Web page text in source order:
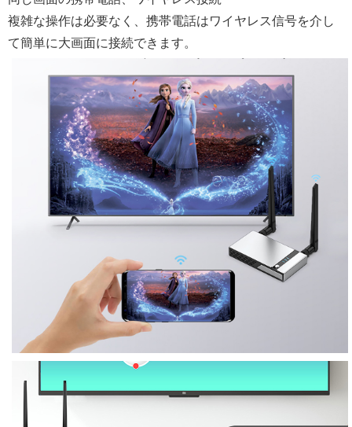
複雑な操作は必要なく、携帯電話はワイヤレス信号を介し
て簡単に大画面に接続できます。